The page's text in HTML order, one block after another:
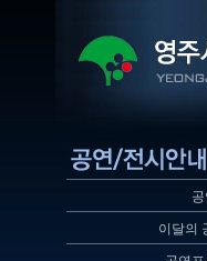
이달의